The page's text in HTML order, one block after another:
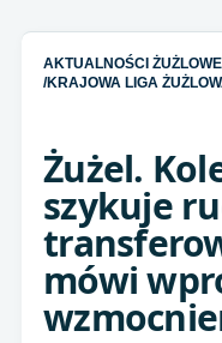
AKTUALNOŚCI
/KRAJOWA LIGA
Żużel.
szykuje
mówi